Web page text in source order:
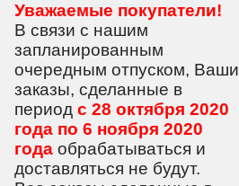
Уважаемые покупатели!
В связи с нашим
запланированным
очередным отпуском, Ваши
заказы, сделанные в
период с 28 октября 2020
года по 6 ноября 2020
года обрабатываться и
доставляться не будут.